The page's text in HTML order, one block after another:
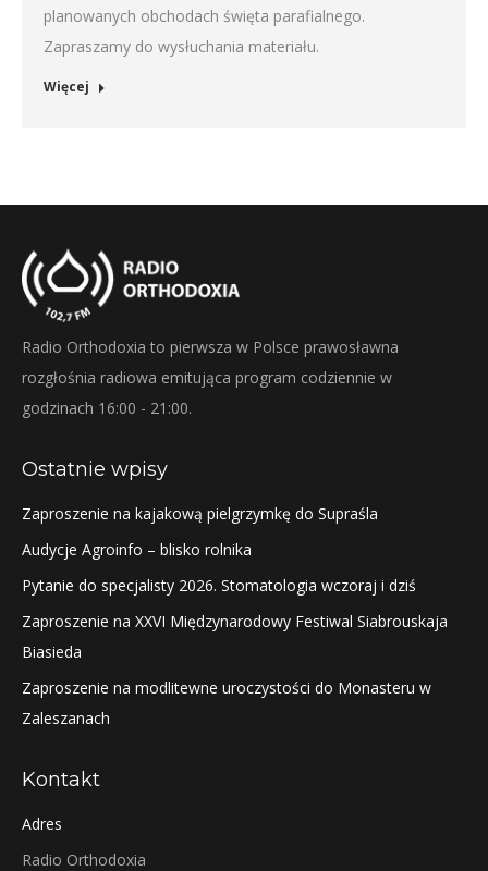
planowanych obchodach święta parafialnego.
Zapraszamy do wysłuchania materiału.
Więcej
Radio Orthodoxia to pierwsza w Polsce prawosławna
rozgłośnia radiowa emitująca program codziennie w
godzinach 16:00 - 21:00.
Ostatnie wpisy
Zaproszenie na kajakową pielgrzymkę do Supraśla
Audycje Agroinfo – blisko rolnika
Pytanie do specjalisty 2026. Stomatologia wczoraj i dziś
Zaproszenie na XXVI Międzynarodowy Festiwal Siabrouskaja
Biasieda
Zaproszenie na modlitewne uroczystości do Monasteru w
Zaleszanach
Kontakt
Adres
Radio Orthodoxia